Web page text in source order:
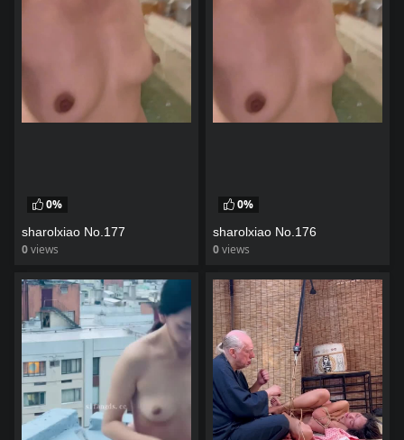
0%
sharolxiao No.177
0views
0%
sharolxiao No.176
0views